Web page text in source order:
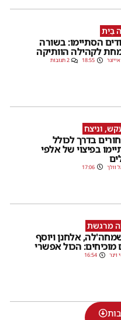
בַּיִת
הסתיימו: בשורה
לקהילה הוותיקה
18:55 2 תגובות
וניצח
בדרך לכולל
בפיצוי של אלפי
וולך 17:06
מרגשת
אלחנן ויוסף
מוכיחים: הכול אפשרי
וינר 16:54